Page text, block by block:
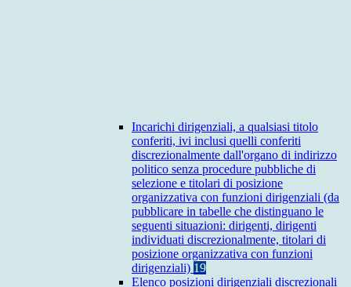
Incarichi dirigenziali, a qualsiasi titolo
conferiti, ivi inclusi quelli conferiti
discrezionalmente dall'organo di indirizzo
politico senza procedure pubbliche di
selezione e titolari di posizione
organizzativa con funzioni dirigenziali (da
pubblicare in tabelle che distinguano le
seguenti situazioni: dirigenti, dirigenti
individuati discrezionalmente, titolari di
posizione organizzativa con funzioni
dirigenziali) 19
Elenco posizioni dirigenziali discrezionali